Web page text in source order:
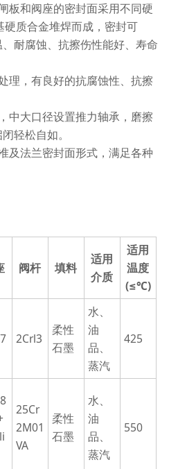
板和阀座的密封面采用不同硬
质合金堆焊而成，密封可
耐腐蚀、抗擦伤性能好、寿命
理，有良好的抗腐蚀性、抗擦
中大口径设置推力轴承，磨擦
轻松自如。
及法兰密封面形式，满足各种
阀杆 填料
适用
介质
适用
温度
(≤℃)
2Crl3
柔性
石墨
水、
油
品、
蒸汽
425
25Cr
2M01
VA
柔性
石墨
水、
油
品、
蒸汽
550